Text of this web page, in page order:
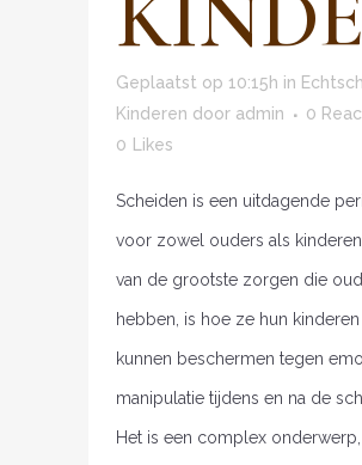
Geplaatst op 10:15h in
Kinderen door admin
0
0
Likes
Scheiden is een uitdagende
voor zowel ouders als
van de grootste zorgen die
hebben, is hoe ze hun kinderen
kunnen beschermen tegen
manipulatie tijdens en na de
Het is een complex